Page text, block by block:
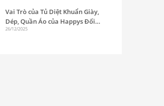
Vai Trò của Tủ Diệt Khuẩn Giày,
Dép, Quần Áo của Happys Đối
Với Nhà Máy Sản Xuất
26/12/2025